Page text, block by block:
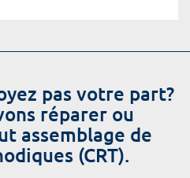
pas votre part?
réparer ou
assemblage de
(CRT).